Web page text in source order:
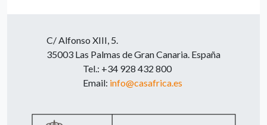
C/ Alfonso XIII, 5.
35003 Las Palmas de Gran Canaria. España
Tel.: +34 928 432 800
Email: info@casafrica.es